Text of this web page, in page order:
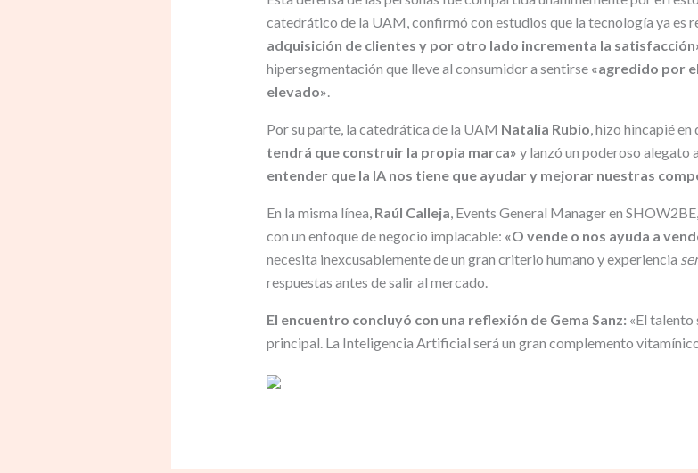
catedrático de la UAM, confirmó con estudios que la tecnología ya es
adquisición de clientes y por otro lado incrementa la
hipersegmentación que lleve al consumidor a sentirse «agredido por
elevado».
Por su parte, la catedrática de la UAM Natalia Rubio, hizo hincapié en
tendrá que construir la propia marca» y lanzó un poderoso alegato
entender que la IA nos tiene que ayudar y mejorar nuestras
En la misma línea, Raúl Calleja, Events General Manager en
con un enfoque de negocio implacable: «O vende o nos ayuda a
necesita inexcusablemente de un gran criterio humano y experiencia
respuestas antes de salir al mercado.
El encuentro concluyó con una reflexión de Gema Sanz: «El talento
principal. La Inteligencia Artificial será un gran complemento